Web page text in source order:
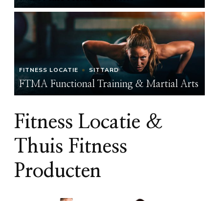
FITNESS LOCATIE SITTARD
FTMA Functional Training & Martial Arts
Fitness Locatie &
Thuis Fitness
Producten